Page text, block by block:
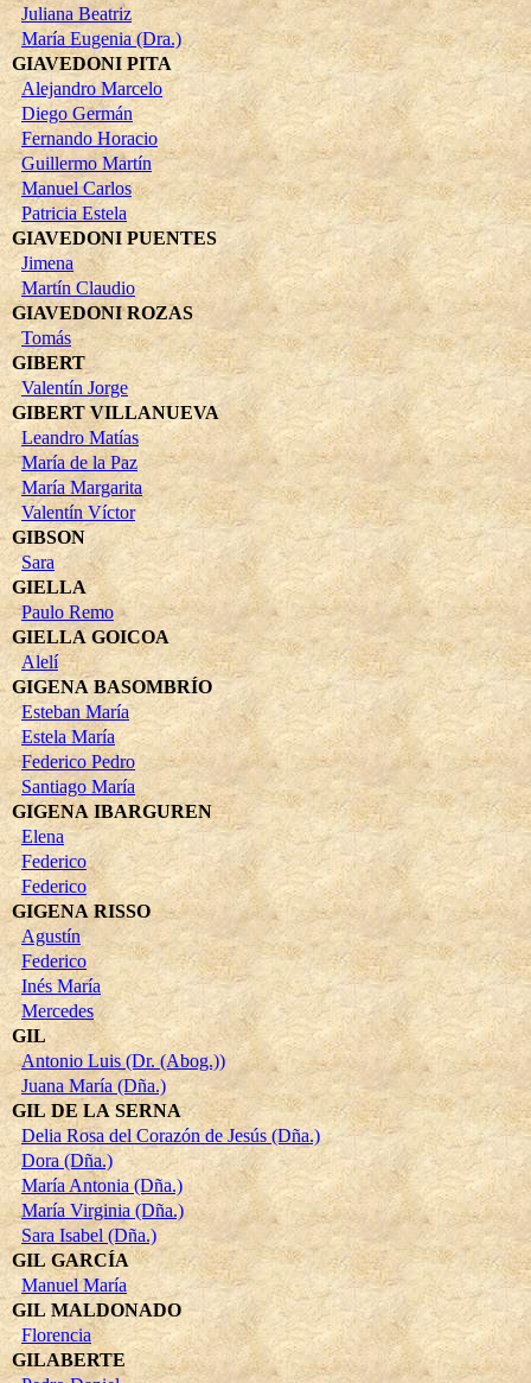
Juliana Beatriz
María Eugenia (Dra.)
GIAVEDONI PITA
Alejandro Marcelo
Diego Germán
Fernando Horacio
Guillermo Martín
Manuel Carlos
Patricia Estela
GIAVEDONI PUENTES
Jimena
Martín Claudio
GIAVEDONI ROZAS
Tomás
GIBERT
Valentín Jorge
GIBERT VILLANUEVA
Leandro Matías
María de la Paz
María Margarita
Valentín Víctor
GIBSON
Sara
GIELLA
Paulo Remo
GIELLA GOICOA
Alelí
GIGENA BASOMBRÍO
Esteban María
Estela María
Federico Pedro
Santiago María
GIGENA IBARGUREN
Elena
Federico
Federico
GIGENA RISSO
Agustín
Federico
Inés María
Mercedes
GIL
Antonio Luis (Dr. (Abog.))
Juana María (Dña.)
GIL DE LA SERNA
Delia Rosa del Corazón de Jesús (Dña.)
Dora (Dña.)
María Antonia (Dña.)
María Virginia (Dña.)
Sara Isabel (Dña.)
GIL GARCÍA
Manuel María
GIL MALDONADO
Florencia
GILABERTE